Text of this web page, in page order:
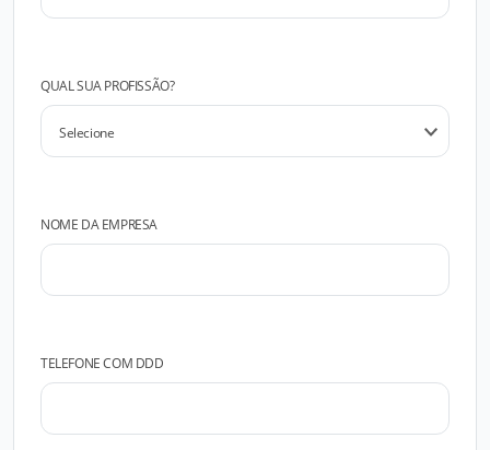
QUAL SUA PROFISSÃO?
NOME DA EMPRESA
TELEFONE COM DDD